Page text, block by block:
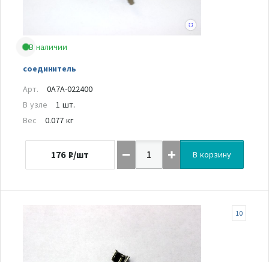
В наличии
соединитель
Арт.
0A7A-022400
В узле
1 шт.
Вес
0.077 кг
176 ₽/шт В корзину
10